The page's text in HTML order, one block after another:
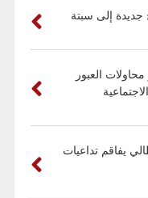
إلى سبتة
العبور
يفاقم تداعيات